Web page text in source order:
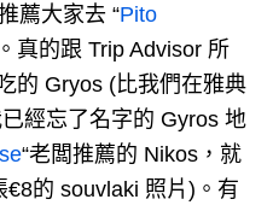
薦大家去 “Pito
真的跟 Trip Advisor 所
的 Gryos (比我們在雅典
經忘了名字的 Gyros 地
“老闆推薦的 Nikos，就
的 souvlaki 照片)。有